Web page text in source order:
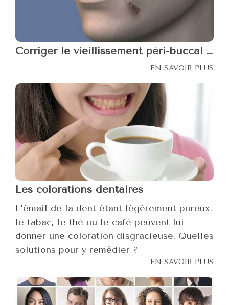
Corriger le vieillissement péri-buccal grâce à l’acide hyaluronique
EN SAVOIR PLUS
Les colorations dentaires
L’émail de la dent étant légèrement poreux,
le tabac, le thé ou le café peuvent lui
donner une coloration disgracieuse. Quelles
solutions pour y remédier ?
EN SAVOIR PLUS